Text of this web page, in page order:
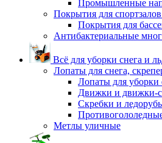
Промышленные
Покрытия для
Покрытия для
Антибактериальные
Всё для уборки снега и
Лопаты для снега,
Лопаты для уборки
Движки и движки-
Скребки и
Метлы уличные